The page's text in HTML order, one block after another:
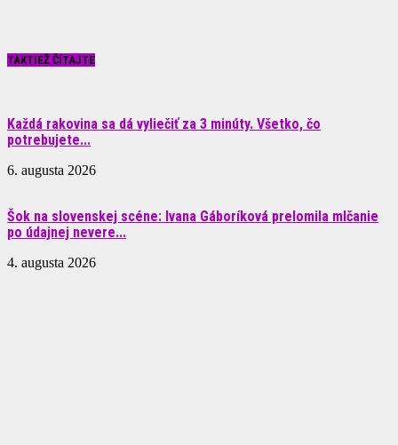
TAKTIEŽ ČÍTAJTE
Každá rakovina sa dá vyliečiť za 3 minúty. Všetko, čo
potrebujete...
6. augusta 2026
Šok na slovenskej scéne: Ivana Gáboríková prelomila mlčanie
po údajnej nevere...
4. augusta 2026